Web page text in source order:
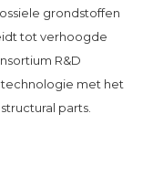
grondstoffen
tot verhoogde
R&D
met het
parts.